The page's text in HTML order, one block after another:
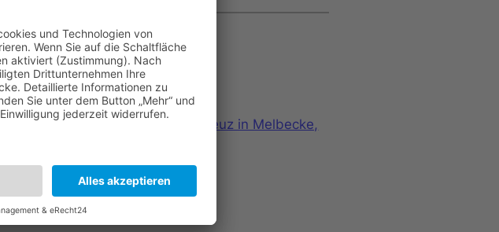
Nächster:
Segnung Doppelkreuz in Melbecke,